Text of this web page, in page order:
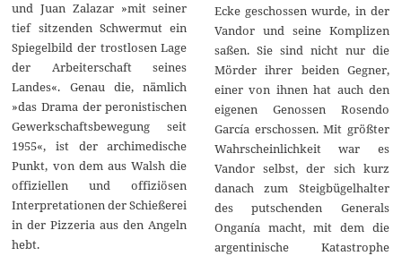
und Juan Zalazar »mit seiner
tief sitzenden Schwermut ein
Spiegelbild der trostlosen Lage
der Arbeiterschaft seines
Landes«. Genau die, nämlich
»das Drama der peronistischen
Gewerkschaftsbewegung seit
1955«, ist der archimedische
Punkt, von dem aus Walsh die
offiziellen und offiziösen
Interpretationen der Schießerei
in der Pizzeria aus den Angeln
hebt.
Ecke geschossen wurde, in der
Vandor und seine Komplizen
saßen. Sie sind nicht nur die
Mörder ihrer beiden Gegner,
einer von ihnen hat auch den
eigenen Genossen Rosendo
García erschossen. Mit größter
Wahrscheinlichkeit war es
Vandor selbst, der sich kurz
danach zum Steigbügelhalter
des putschenden Generals
Onganía macht, mit dem die
argentinische Katastrophe